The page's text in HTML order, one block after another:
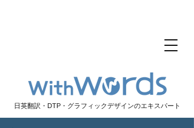
日英翻訳・DTP・グラフィックデザインのエキスパート